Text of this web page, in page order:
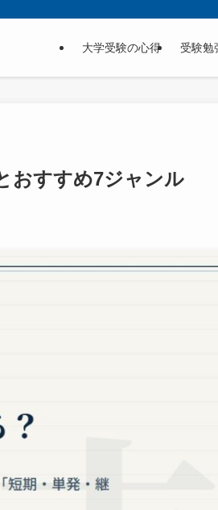
ートで合格をつかむ勉強法、大学別穴場情
大学受験の心得 受験勉
おすすめ7ジャンル